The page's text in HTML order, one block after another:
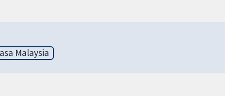
Malaysia